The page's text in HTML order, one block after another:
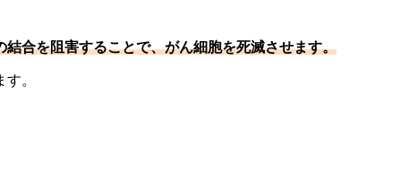
合を阻害することで、がん細胞を死滅させます。
。